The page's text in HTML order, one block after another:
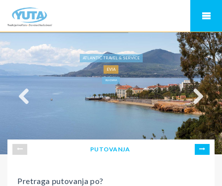
ATLANTIC TRAVEL & SERVICE
EVIA
VILA DIANA
PUTOVANJA
Pretraga putovanja po?